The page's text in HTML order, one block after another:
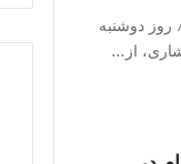
دوشنبه